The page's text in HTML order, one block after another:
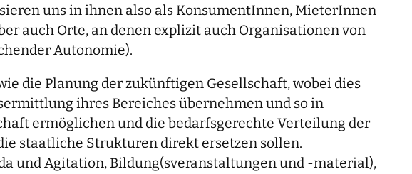
uns in ihnen also als KonsumentInnen, MieterInnen
auch Orte, an denen explizit auch Organisationen von
Autonomie).
die Planung der zukünftigen Gesellschaft, wobei dies
ihres Bereiches übernehmen und so in
ermöglichen und die bedarfsgerechte Verteilung der
staatliche Strukturen direkt ersetzen sollen.
und Agitation, Bildung(sveranstaltungen und -material),